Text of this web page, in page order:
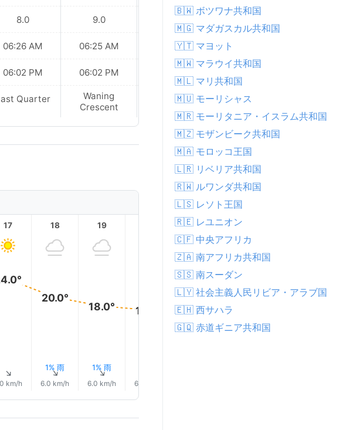
8.0
06:26 AM
06:02 PM
Quarter
9.0
06:25 AM
06:02 PM
Waning
Crescent
06:25 AM
Waning
17
↑
km/h
18
20.0°
1% 雨
↑
6.0 km/h
19
18.0°
1% 雨
↑
6.0 km/h
18.0°
6.0 km/h
21
17.0°
22
16.0°
🇧🇼 ボツワナ共和国
🇲🇬 マダガスカル共和国
🇾🇹 マヨット
🇲🇼 マラウイ共和国
🇲🇱 マリ共和国
🇲🇺 モーリシャス
🇲🇷 モーリタニア・イスラム共和国
🇲🇿 モザンビーク共和国
🇲🇦 モロッコ王国
🇱🇷 リベリア共和国
🇷🇼 ルワンダ共和国
🇱🇸 レソト王国
🇷🇪 レユニオン
🇨🇫 中央アフリカ
🇿🇦 南アフリカ共和国
🇸🇸 南スーダン
🇱🇾 社会主義人民リビア・アラブ国
🇪🇭 西サハラ
🇬🇶 赤道ギニア共和国